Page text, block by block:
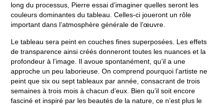
long du processus, Pierre essai d’imaginer quelles seront les
couleurs dominantes du tableau. Celles-ci joueront un rôle
important dans l’atmosphère générale de l’œuvre.
Le tableau sera peint en couches fines superposées. Les effets
de transparence ainsi créés donneront toutes les nuances et la
profondeur à l’image. Il avoue spontanément, qu’il a une
approche un peu laborieuse. On comprend pourquoi l’artiste ne
peint que six ou sept tableaux par année, consacrant de trois
semaines à trois mois à chacun d’eux. Bien qu’il soit encore
fasciné et inspiré par les beautés de la nature, ce n’est plus le